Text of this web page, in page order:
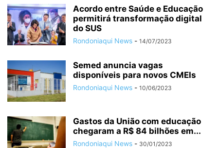
Acordo entre Saúde e Educação
permitirá transformação digital
do SUS
Rondoniaqui News - 14/07/2023
Semed anuncia vagas
disponíveis para novos CMEIs
Rondoniaqui News - 10/06/2023
Gastos da União com educação
chegaram a R$ 84 bilhões em...
Rondoniaqui News - 30/01/2023